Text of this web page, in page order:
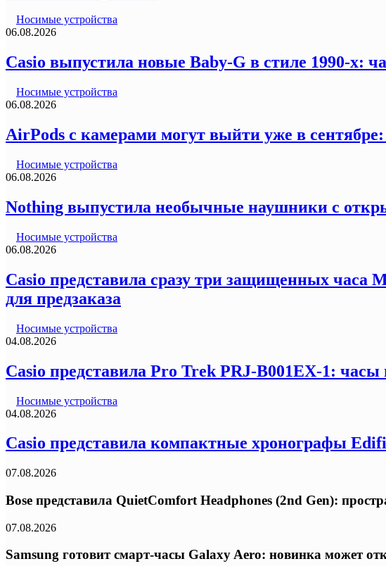
Носимые устройства
06.08.2026
Casio выпустила новые Baby-G в стиле 1990-х:
Носимые устройства
06.08.2026
AirPods с камерами могут выйти уже в
Носимые устройства
06.08.2026
Nothing выпустила необычные наушники с
Носимые устройства
06.08.2026
Casio представила сразу три защищенных
для предзаказа
Носимые устройства
04.08.2026
Casio представила Pro Trek PRJ-B001EX-1:
Носимые устройства
04.08.2026
Casio представила компактные хронографы
07.08.2026
Bose представила QuietComfort Headphones (2nd Gen):
07.08.2026
Samsung готовит смарт-часы Galaxy Aero: новинка может